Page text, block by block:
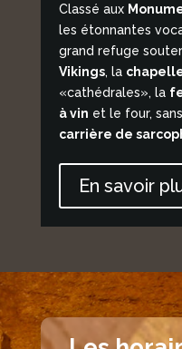
Classé aux
les étonnantes
grand refuge
Vikings, la
«cathédrales», la
à vin et le four,
carrière de
En savoir